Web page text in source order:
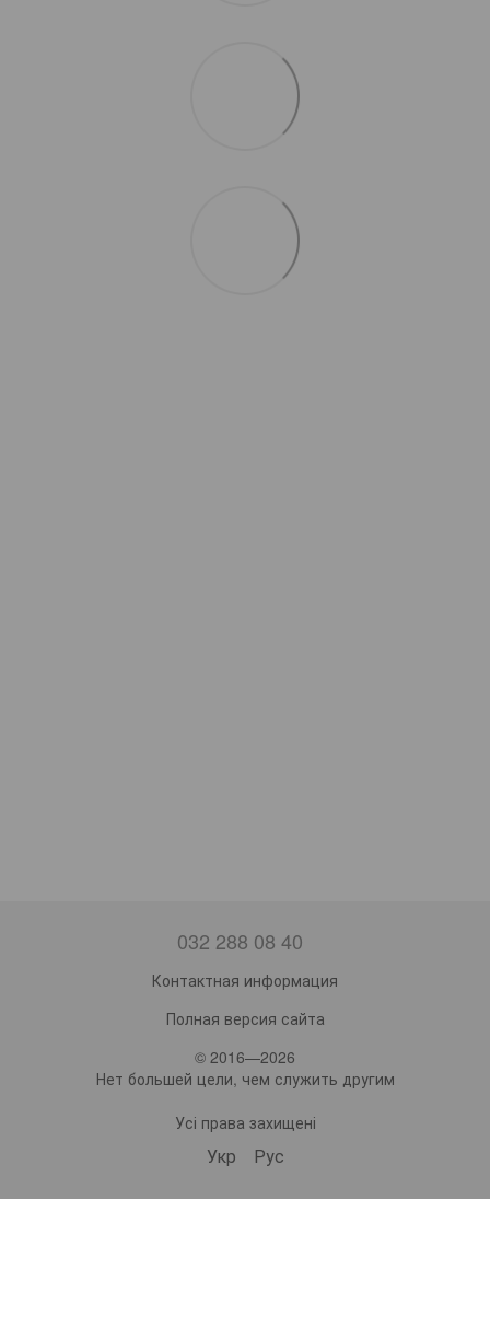
032 288 08 40
Контактная информация
Полная версия сайта
© 2016—2026
Нет большей цели, чем служить другим
Усі права захищені
Укр Рус